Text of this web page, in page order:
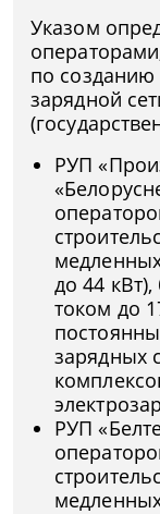
Указом
по созданию
зарядной
РУП
до 44
током до
зарядных
РУП